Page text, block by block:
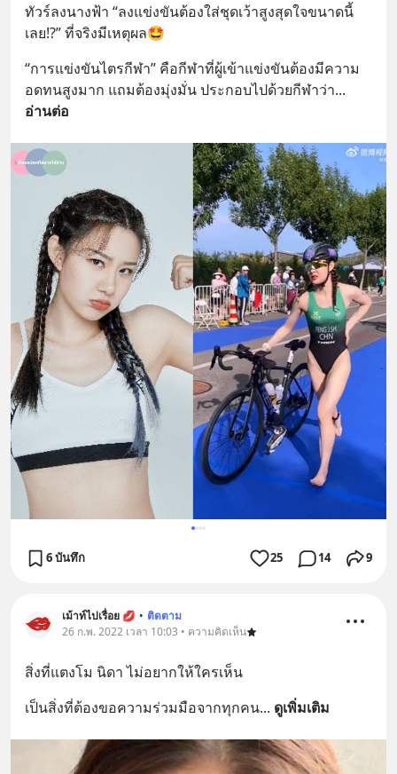
ทัวร์ลงนางฟ้า “ลงแข่งขันต้องใส่ชุดเว้าสูงสุดใจขนาดนี้
เลย⁉️” ที่จริงมีเหตุผล🤩
“การแข่งขันไตรกีฬา” คือกีฬาที่ผู้เข้าแข่งขันต้องมีความ
อดทนสูงมาก แถมต้องมุ่งมั่น ประกอบไปด้วยกีฬาว่า
อ่านต่อ
6 บันทึก 25 14 9
เม้าท์ไปเรื่อย 💋 • ติดตาม
26 ก.พ. 2022 เวลา 10:03 • ความคิดเห็น
สิ่งที่แตงโม นิดา ไม่อยากให้ใครเห็น
เป็นสิ่งที่ต้องขอความร่วมมือจากทุกคน... ดูเพิ่มเติม